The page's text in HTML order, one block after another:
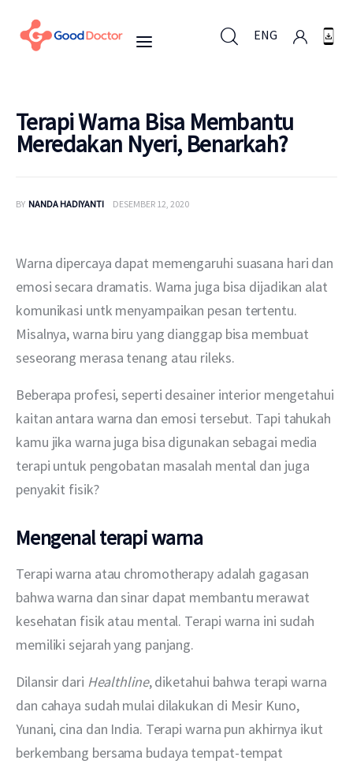
ENG
Mengapa Good Doctor
Berita
Layanan
Terapi Warna Bisa Membantu
Meredakan Nyeri, Benarkah?
BY NANDA HADIYANTI DESEMBER 12, 2020
Warna dipercaya dapat memengaruhi suasana hari dan
emosi secara dramatis. Warna juga bisa dijadikan alat
komunikasi untk menyampaikan pesan tertentu.
Misalnya, warna biru yang dianggap bisa membuat
seseorang merasa tenang atau rileks.
Beberapa profesi, seperti desainer interior mengetahui
kaitan antara warna dan emosi tersebut. Tapi tahukah
kamu jika warna juga bisa digunakan sebagai media
terapi untuk pengobatan masalah mental dan juga
penyakit fisik?
Mengenal terapi warna
Terapi warna atau chromotherapy adalah gagasan
bahwa warna dan sinar dapat membantu merawat
kesehatan fisik atau mental. Terapi warna ini sudah
memiliki sejarah yang panjang.
Dilansir dari Healthline, diketahui bahwa terapi warna
dan cahaya sudah mulai dilakukan di Mesir Kuno,
Yunani, cina dan India. Terapi warna pun akhirnya ikut
berkembang bersama budaya tempat-tempat